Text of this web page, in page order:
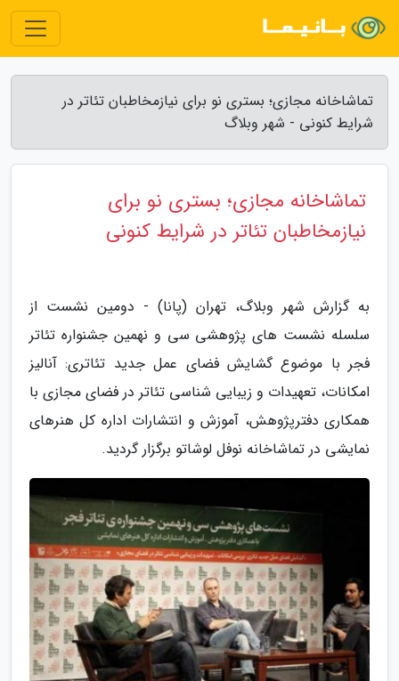
تماشاخانه مجازی؛ بستری نو برای نیازمخاطبان تئاتر در
شرایط کنونی - شهر وبلاگ
تماشاخانه مجازی؛ بستری نو برای
نیازمخاطبان تئاتر در شرایط کنونی
به گزارش شهر وبلاگ، تهران (پانا) - دومین نشست از
سلسله نشست های پژوهشی سی و نهمین جشنواره تئاتر
فجر با موضوع گشایش فضای عمل جدید تئاتری: آنالیز
امکانات، تعهیدات و زیبایی شناسی تئاتر در فضای مجازی با
همکاری دفترپژوهش، آموزش و انتشارات اداره کل هنرهای
نمایشی در تماشاخانه نوفل لوشاتو برگزار گردید.